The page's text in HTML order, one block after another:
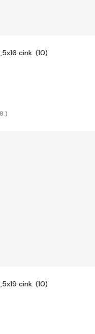
cink. (10)
cink. (10)